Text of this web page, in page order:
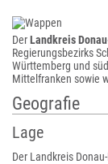
DerLandkreis
Regierungsbezirks
Württemberg und
Mittelfranken sowie
Geografie
Lage
Der Landkreis